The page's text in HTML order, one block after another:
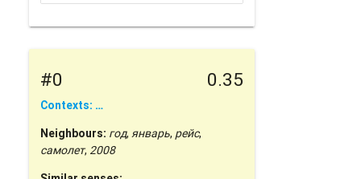
#0 0.35
Contexts: …
Neighbours: год,январь, рейс,
самолет, 2008